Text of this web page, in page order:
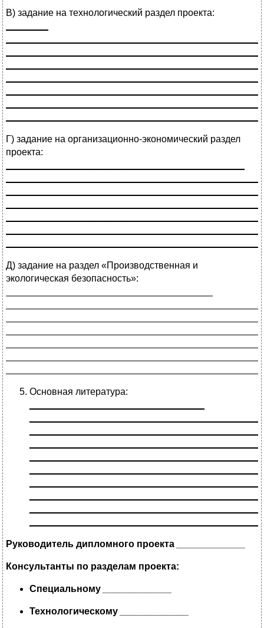
В) задание на технологический раздел проекта:
Г) задание на организационно-экономический раздел
проекта:
Д) задание на раздел «Производственная и
экологическая безопасность»:
Основная литература:
Руководитель дипломного проекта
Консультанты по разделам проекта:
Специальному
Технологическому